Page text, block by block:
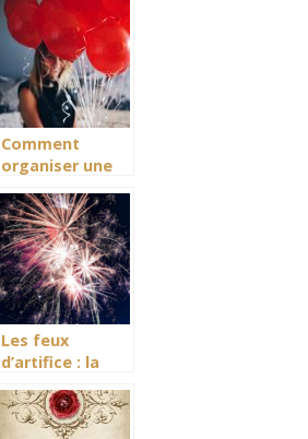
événementiel à
La Rochelle
pour une
réception
réussie
Comment
organiser une
d’anniversaire
originale.
Les feux
d’artifice : la
gateau pour
votre mariage